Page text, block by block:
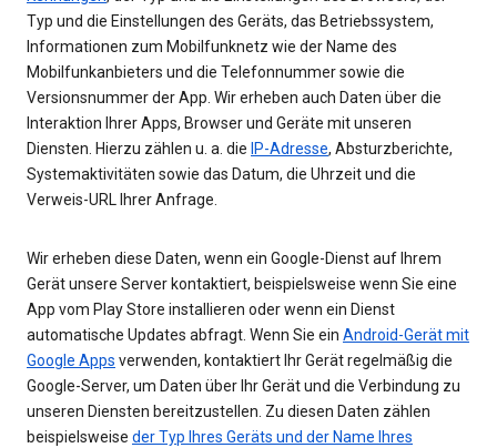
Typ und die Einstellungen des Geräts, das Betriebssystem,
Informationen zum Mobilfunknetz wie der Name des
Mobilfunkanbieters und die Telefonnummer sowie die
Versionsnummer der App. Wir erheben auch Daten über die
Interaktion Ihrer Apps, Browser und Geräte mit unseren
Diensten. Hierzu zählen u. a. die IP-Adresse, Absturzberichte,
Systemaktivitäten sowie das Datum, die Uhrzeit und die
Verweis-URL Ihrer Anfrage.
Wir erheben diese Daten, wenn ein Google-Dienst auf Ihrem
Gerät unsere Server kontaktiert, beispielsweise wenn Sie eine
App vom Play Store installieren oder wenn ein Dienst
automatische Updates abfragt. Wenn Sie ein Android-Gerät mit
Google Apps verwenden, kontaktiert Ihr Gerät regelmäßig die
Google-Server, um Daten über Ihr Gerät und die Verbindung zu
unseren Diensten bereitzustellen. Zu diesen Daten zählen
beispielsweise der Typ Ihres Geräts und der Name Ihres